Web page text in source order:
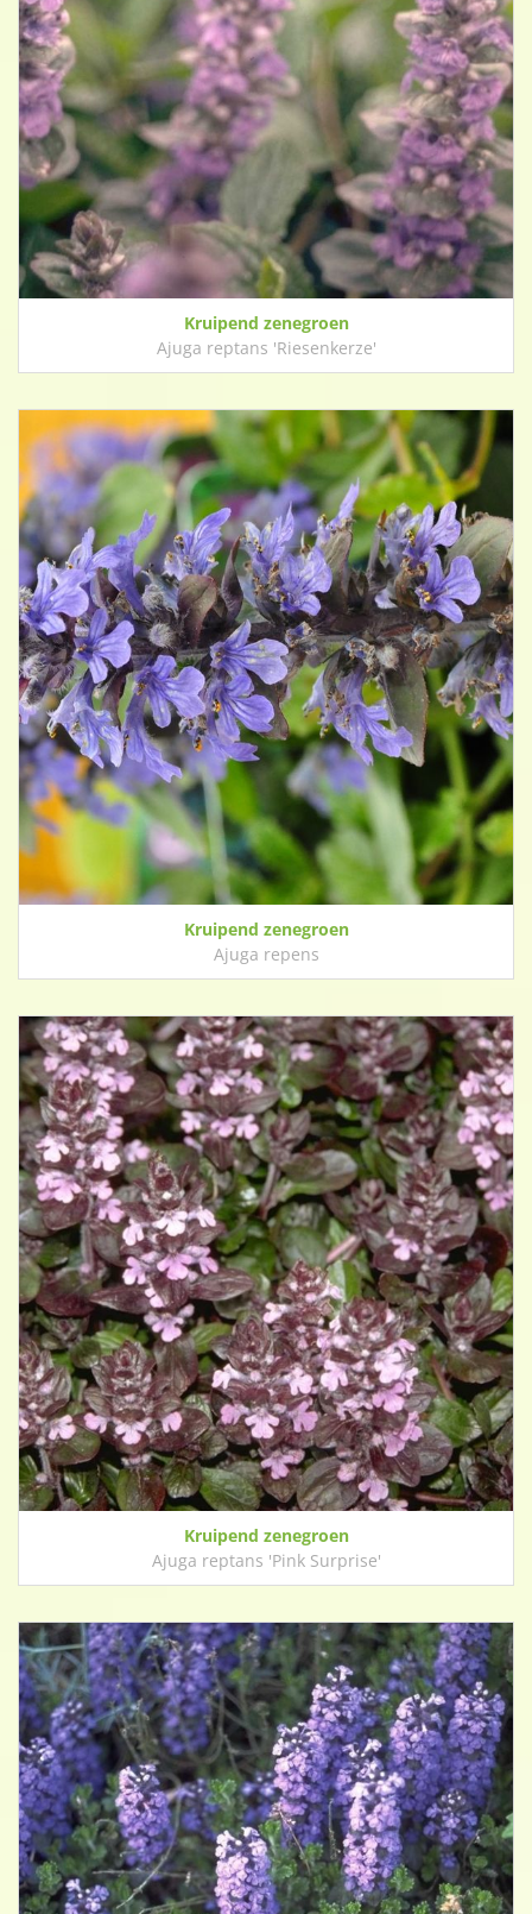
Kruipend zenegroen
Ajuga reptans 'Riesenkerze'
Kruipend zenegroen
Ajuga repens
Kruipend zenegroen
Ajuga reptans 'Pink Surprise'